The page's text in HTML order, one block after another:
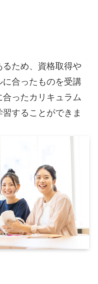
ため、資格取得や
合ったものを受講
ったカリキュラム
することができま